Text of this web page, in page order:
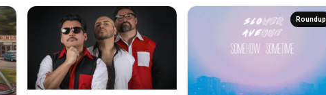
Roundup